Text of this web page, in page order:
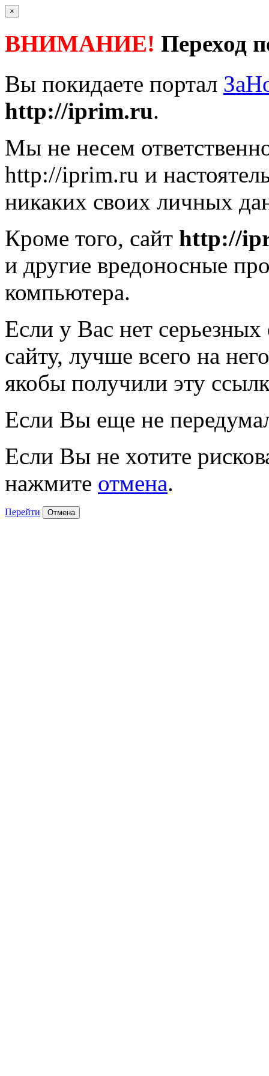
×
ВНИМАНИЕ! Переход
Вы покидаете портал
http://iprim.ru.
Мы не несем
http://iprim.ru и
никаких своих личных
Кроме того, сайт http://
и другие вредоносные
компьютера.
Если у Вас нет
сайту, лучше всего на
якобы получили эту
Если Вы еще не
Если Вы не хотите
нажмите отмена.
Перейти Отмена